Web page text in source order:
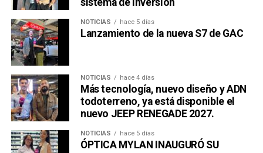
NOTICIAS hace 5 días
Lanzamiento de la nueva S7 de GAC
NOTICIAS hace 4 días
Más tecnología, nuevo diseño y ADN
todoterreno, ya está disponible el
nuevo JEEP RENEGADE 2027.
NOTICIAS hace 5 días
ÓPTICA MYLAN INAUGURÓ SU